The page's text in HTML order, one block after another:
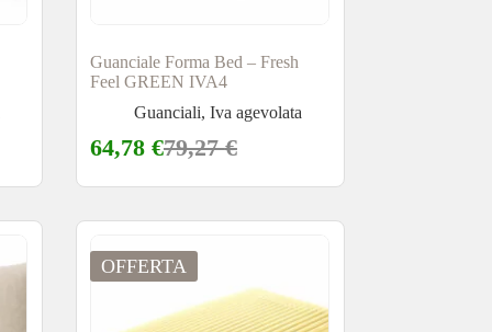
Guanciale Forma Bed – Fresh
Feel GREEN IVA4
Guanciali, Iva agevolata
79,27€
64,78 €
OFFERTA